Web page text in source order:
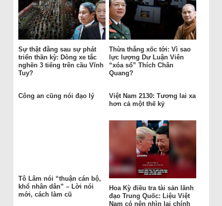
Sự thật đằng sau sự phát
triển thần kỳ: Dòng xe tắc
nghẽn 3 tiếng trên cầu Vĩnh
Tuy?
Thừa thắng xốc tới: Vì sao
lực lượng Dư Luận Viên
“xóa sổ” Thích Chân
Quang?
Công an cũng nói đạo lý
Việt Nam 2130: Tương lai xa
hơn cả một thế kỷ
Tô Lâm nói “thuận cán bộ,
khổ nhân dân” – Lời nói
mới, cách làm cũ
Hoa Kỳ điều tra tài sản lãnh
đạo Trung Quốc: Liệu Việt
Nam có nên nhìn lại chính